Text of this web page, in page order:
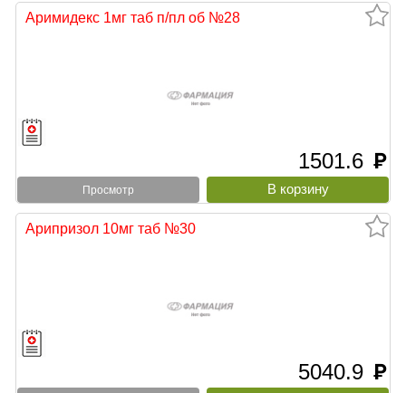
Аримидекс 1мг таб п/пл об №28
1501.6 руб
Просмотр
Арипризол 10мг таб №30
5040.9 руб